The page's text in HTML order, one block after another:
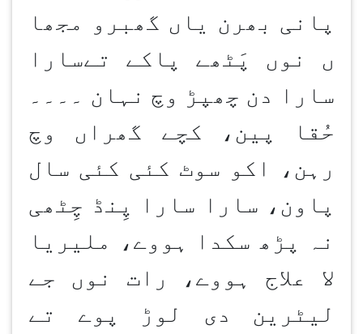
پانی بھرن یاں گھبرو مجھا
ں نوں پَٹھے پاکے تےسارا
سارا دن چھپڑ وچ نہان ۔۔۔۔
حُقا پین، کچے گھراں وچ
رہن، اکو سوٹ کئی کئی سال
پاون، سارا سارا پِنڈ چِٹھی
نہ پڑھ سکدا ہووے، ملیریا
لا علاج ہووے، رات نوں جے
لیٹرین دی لوڑ پوے تے